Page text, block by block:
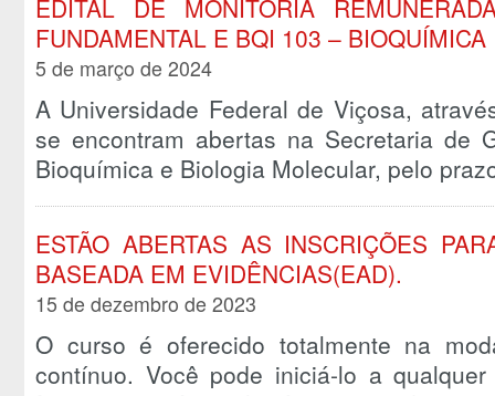
EDITAL DE MONITORIA
FUNDAMENTAL E BQI 103 – BIOQUÍMICA
5 de março de 2024
A Universidade Federal de Viçosa,
se encontram abertas na Secretaria de
Bioquímica e Biologia Molecular, pelo
ESTÃO ABERTAS AS INSCRIÇÕES
BASEADA EM EVIDÊNCIAS(EAD).
15 de dezembro de 2023
O curso é oferecido totalmente na
contínuo. Você pode iniciá-lo a